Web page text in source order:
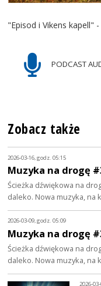
"Episod i Vikens kapell" -
PODCAST
Zobacz także
2026-03-16, godz. 05:15
Muzyka na drogę
Ścieżka dźwiękowa na
daleko. Nowa muzyka, na
2026-03-09, godz. 05:09
Muzyka na drogę
Ścieżka dźwiękowa na
daleko. Nowa muzyka, na
2026-